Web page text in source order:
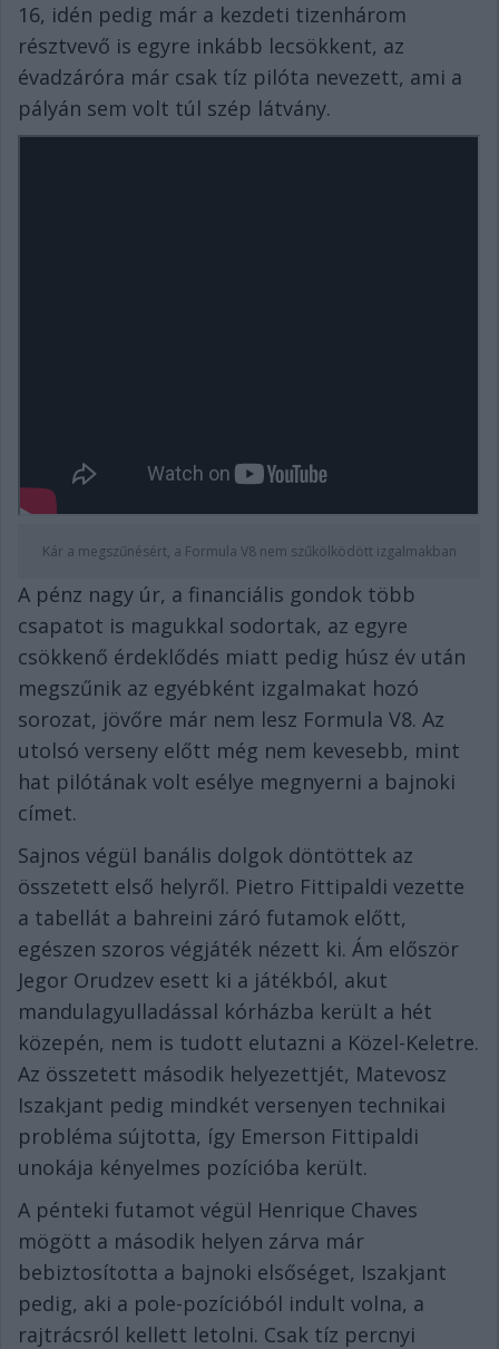
16, idén pedig már a kezdeti tizenhárom
résztvevő is egyre inkább lecsökkent, az
évadzáróra már csak tíz pilóta nevezett, ami a
pályán sem volt túl szép látvány.
Kár a megszűnésért, a Formula V8 nem szűkölködött izgalmakban
A pénz nagy úr, a financiális gondok több
csapatot is magukkal sodortak, az egyre
csökkenő érdeklődés miatt pedig húsz év után
megszűnik az egyébként izgalmakat hozó
sorozat, jövőre már nem lesz Formula V8. Az
utolsó verseny előtt még nem kevesebb, mint
hat pilótának volt esélye megnyerni a bajnoki
címet.
Sajnos végül banális dolgok döntöttek az
összetett első helyről. Pietro Fittipaldi vezette
a tabellát a bahreini záró futamok előtt,
egészen szoros végjáték nézett ki. Ám először
Jegor Orudzev esett ki a játékból, akut
mandulagyulladással kórházba került a hét
közepén, nem is tudott elutazni a Közel-Keletre.
Az összetett második helyezettjét, Matevosz
Iszakjant pedig mindkét versenyen technikai
probléma sújtotta, így Emerson Fittipaldi
unokája kényelmes pozícióba került.
A pénteki futamot végül Henrique Chaves
mögött a második helyen zárva már
bebiztosította a bajnoki elsőséget, Iszakjant
pedig, aki a pole-pozícióból indult volna, a
rajtrácsról kellett letolni. Csak tíz percnyi